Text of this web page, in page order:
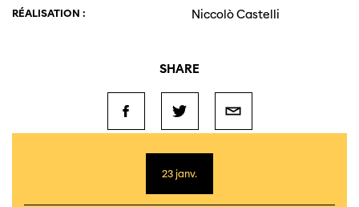
RÉALISATION : Niccolò Castelli
SHARE
23 janv.